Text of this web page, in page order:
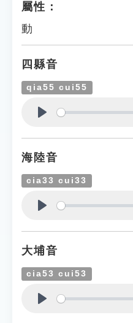
屬性：
動
四縣音
qia55 cui55
海陸音
cia33 cui33
大埔音
cia53 cui53